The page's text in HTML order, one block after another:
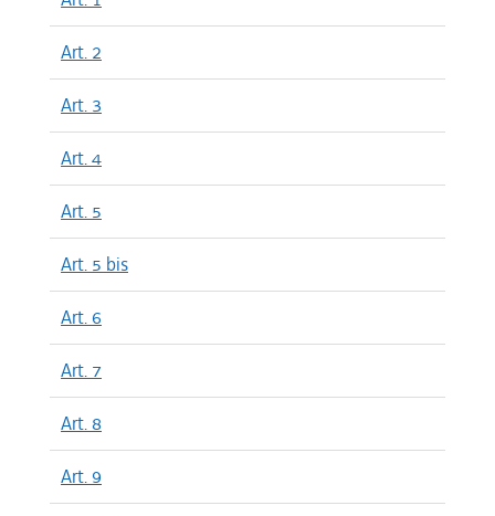
Art. 2
Art. 3
Art. 4
Art. 5
Art. 5 bis
Art. 6
Art. 7
Art. 8
Art. 9